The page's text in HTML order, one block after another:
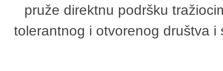
pruže direktnu podršku
tolerantnog i otvorenog društva